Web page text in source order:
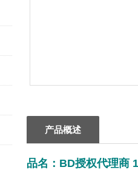
产品概述
品名： BD授权代理商